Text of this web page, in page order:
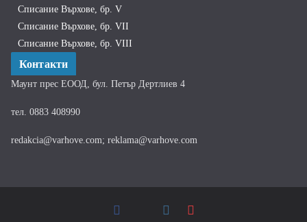
Списание Върхове, бр. V
Списание Върхове, бр. VII
Списание Върхове, бр. VIII
Контакти
Маунт прес ЕООД, бул. Петър Дертлиев 4
тел. 0883 408990
redakcia@varhove.com; reklama@varhove.com